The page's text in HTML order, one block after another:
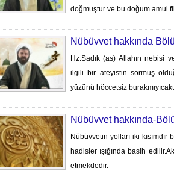
doğmuştur ve bu doğum amul
Nübüvvet hakkında
Hz.Sadık (as) Allahın nebisi
ilgili bir ateyistin sormuş
yüzünü höccetsiz
Nübüvvet hakkında-
Nübüvvetin yolları iki
hadisler ışığında basih
etmekdedir.